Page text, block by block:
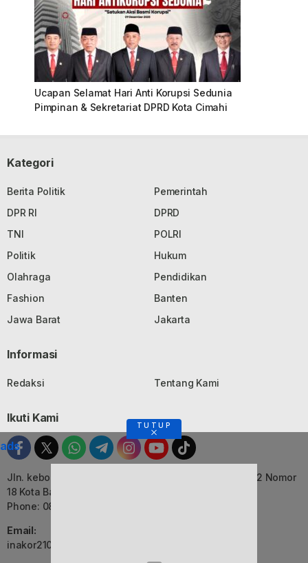
Ucapan Selamat Hari Anti Korupsi Sedunia
Pimpinan & Sekretariat DPRD Kota Cimahi
Kategori
Berita Politik
Pemerintah
DPR RI
DPRD
TNI
POLRI
Politik
Hukum
Olahraga
Pendidikan
Fashion
Banten
Jawa Barat
Jakarta
Informasi
Redaksi Tentang Kami
Ikuti Kami
Jln. kebon Jati, Komplek Ruko Luxor Permai Kavling 22 Nomor
18 Kota Bandung, Jawa Barat
Phone: 082116055552
Email:
inakor2105@gmail.com (Redaksi)
TUTUP
ads